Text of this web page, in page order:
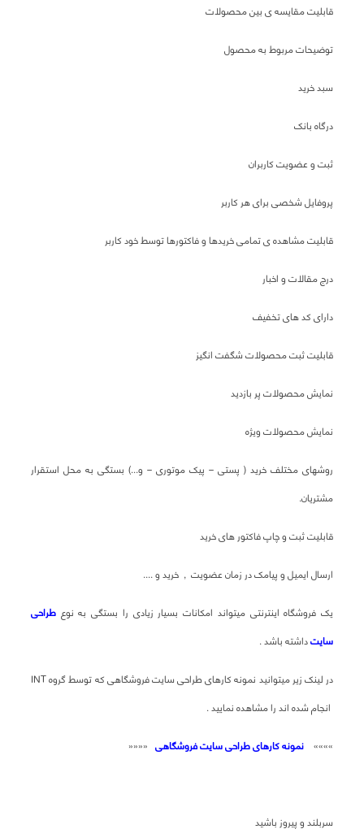
قابلیت مقایسه ی بین محصولات
توضیحات مربوط به محصول
سبد خرید
درگاه بانک
ثبت و عضویت کاربران
پروفایل شخصی برای هر کاربر
قابلیت مشاهده ی تمامی خریدها و فاکتورها توسط خود کاربر
درج مقالات و اخبار
دارای کد های تخفیف
قابلیت ثبت محصولات شگفت انگیز
نمایش محصولات پر بازدید
نمایش محصولات ویژه
روشهای مختلف خرید ( پستی – پیک موتوری – و...) بستگی به محل استقرار
مشتریان.
قابلیت ثبت و چاپ فاکتور های خرید
ارسال ایمیل و پیامک در زمان عضویت , خرید و ....
یک فروشگاه اینترنتی میتواند امکانات بسیار زیادی را بستگی به نوعطراحی
سایتداشته باشد .
در لینک زیر میتوانید نمونه کارهای طراحی سایت فروشگاهی که توسط گروه INT
انجام شده اند را مشاهده نمایید .
»»»» نمونه کارهای طراحی سایت فروشگاهی««««
سربلند و پیروز باشید